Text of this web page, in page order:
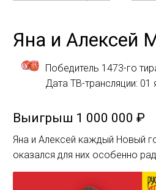
Яна и Алексей
Победитель 1473-го
Дата ТВ-трансляции: 01
Выигрыш 1 000 000 ₽
Яна и Алексей каждый Новый
оказался для них особенно